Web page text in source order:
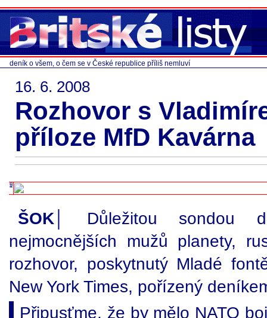
deník o všem, o čem se v České republice příliš nemluví
16. 6. 2008
Rozhovor s
příloze MfD Kavárna
ŠOK│
Důležitou sondou
nejmocnějších mužů planety,
rozhovor, poskytnutý Mladé
New York Times, pořízený
Připusťme, že by mělo NATO